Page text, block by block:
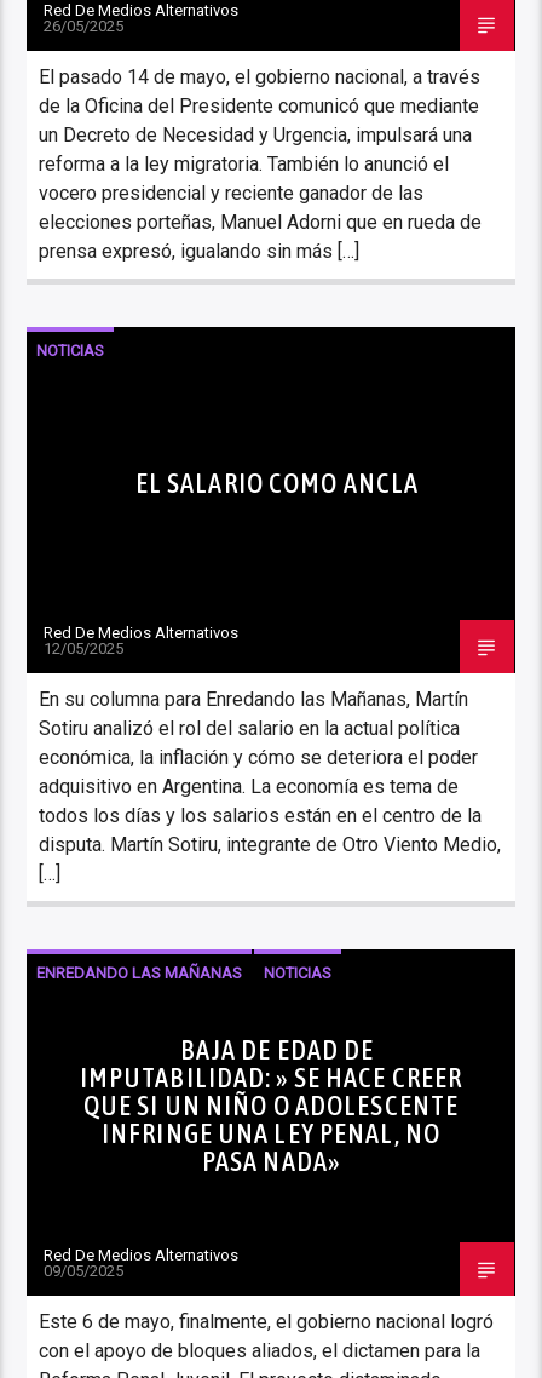
Red De Medios Alternativos
26/05/2025
El pasado 14 de mayo, el gobierno nacional, a través
de la Oficina del Presidente comunicó que mediante
un Decreto de Necesidad y Urgencia, impulsará una
reforma a la ley migratoria. También lo anunció el
vocero presidencial y reciente ganador de las
elecciones porteñas, Manuel Adorni que en rueda de
prensa expresó, igualando sin más […]
NOTICIAS
EL SALARIO COMO ANCLA
Red De Medios Alternativos
12/05/2025
En su columna para Enredando las Mañanas, Martín
Sotiru analizó el rol del salario en la actual política
económica, la inflación y cómo se deteriora el poder
adquisitivo en Argentina. La economía es tema de
todos los días y los salarios están en el centro de la
disputa. Martín Sotiru, integrante de Otro Viento Medio,
[…]
ENREDANDO LAS MAÑANAS NOTICIAS
BAJA DE EDAD DE
IMPUTABILIDAD: » SE HACE CREER
QUE SI UN NIÑO O ADOLESCENTE
INFRINGE UNA LEY PENAL, NO
PASA NADA»
Red De Medios Alternativos
09/05/2025
Este 6 de mayo, finalmente, el gobierno nacional logró
con el apoyo de bloques aliados, el dictamen para la